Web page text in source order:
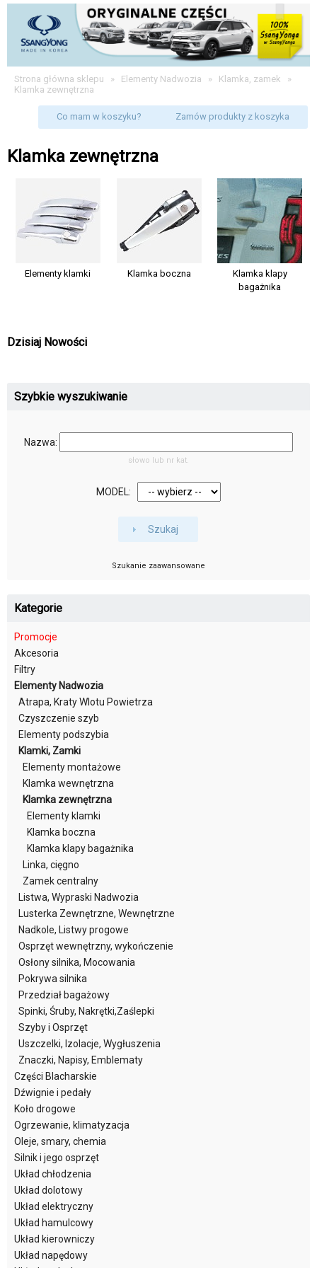
Strona główna sklepu » Elementy Nadwozia » Klamka, zamek »
Klamka zewnętrzna
Co mam w koszyku? Zamów produkty z koszyka
Klamka zewnętrzna
Elementy klamki Klamka boczna
Klamka klapy
bagażnika
Dzisiaj Nowości
Szybkie wyszukiwanie
Nazwa:
słowo lub nr kat.
MODEL:
Szukaj
Szukanie zaawansowane
Kategorie
Promocje
Akcesoria
Filtry
Elementy Nadwozia
Atrapa, Kraty Wlotu Powietrza
Czyszczenie szyb
Elementy podszybia
Klamki, Zamki
Elementy montażowe
Klamka wewnętrzna
Klamka zewnętrzna
Elementy klamki
Klamka boczna
Klamka klapy bagażnika
Linka, cięgno
Zamek centralny
Listwa, Wypraski Nadwozia
Lusterka Zewnętrzne, Wewnętrzne
Nadkole, Listwy progowe
Osprzęt wewnętrzny, wykończenie
Osłony silnika, Mocowania
Pokrywa silnika
Przedział bagażowy
Spinki, Śruby, Nakrętki,Zaślepki
Szyby i Osprzęt
Uszczelki, Izolacje, Wygłuszenia
Znaczki, Napisy, Emblematy
Części Blacharskie
Dźwignie i pedały
Koło drogowe
Ogrzewanie, klimatyzacja
Oleje, smary, chemia
Silnik i jego osprzęt
Układ chłodzenia
Układ dolotowy
Układ elektryczny
Układ hamulcowy
Układ kierowniczy
Układ napędowy